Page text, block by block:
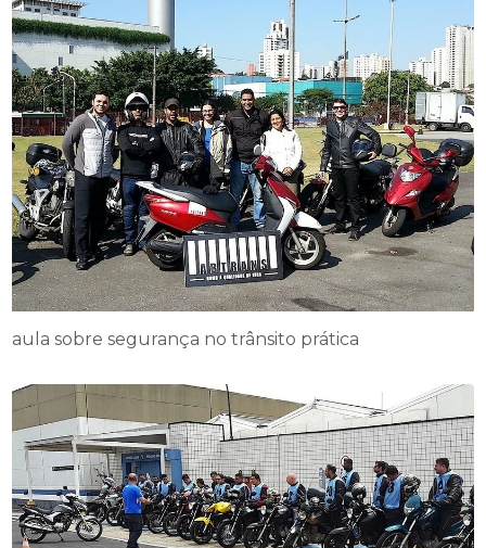
aula sobre segurança no trânsito prática